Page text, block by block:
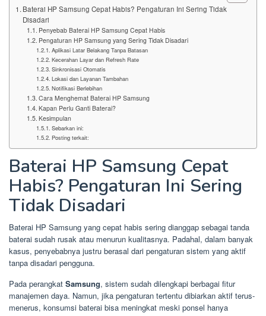
Baterai HP Samsung Cepat Habis? Pengaturan Ini Sering Tidak
Disadari
Penyebab Baterai HP Samsung Cepat Habis
Pengaturan HP Samsung yang Sering Tidak Disadari
Aplikasi Latar Belakang Tanpa Batasan
Kecerahan Layar dan Refresh Rate
Sinkronisasi Otomatis
Lokasi dan Layanan Tambahan
Notifikasi Berlebihan
Cara Menghemat Baterai HP Samsung
Kapan Perlu Ganti Baterai?
Kesimpulan
Sebarkan ini:
Posting terkait:
Baterai HP Samsung Cepat
Habis? Pengaturan Ini Sering
Tidak Disadari
Baterai HP Samsung yang cepat habis sering dianggap sebagai tanda
baterai sudah rusak atau menurun kualitasnya. Padahal, dalam banyak
kasus, penyebabnya justru berasal dari pengaturan sistem yang aktif
tanpa disadari pengguna.
Pada perangkat Samsung, sistem sudah dilengkapi berbagai fitur
manajemen daya. Namun, jika pengaturan tertentu dibiarkan aktif terus-
menerus, konsumsi baterai bisa meningkat meski ponsel hanya